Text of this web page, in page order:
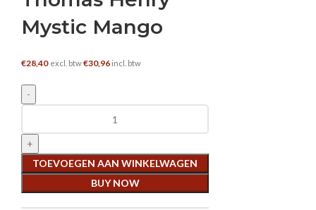
Mystic Mango
€28,40 excl. btw€30,96 incl. btw
TOEVOEGEN AAN WINKELWAGEN
BUY NOW